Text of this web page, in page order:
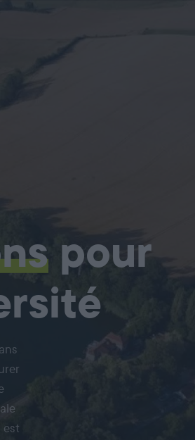
pour
est